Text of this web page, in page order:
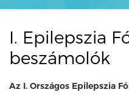
I. Epilepszia
beszámolók
Az I. Országos Epilepszia